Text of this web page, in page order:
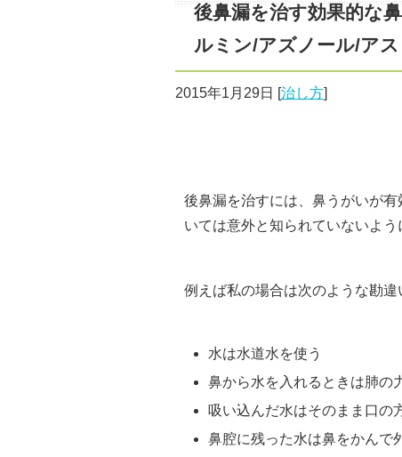
後鼻漏を治す効果的な
ルミン/アズノール/ア
2015年1月29日 [治し方]
後鼻漏を治すには、鼻うがいが
いては意外と知られていないよう
例えば私の場合は次のような勘違
水は水道水を使う
鼻から水を入れるときは肺の
吸い込んだ水はそのまま口の
鼻腔に残った水は鼻をかんで